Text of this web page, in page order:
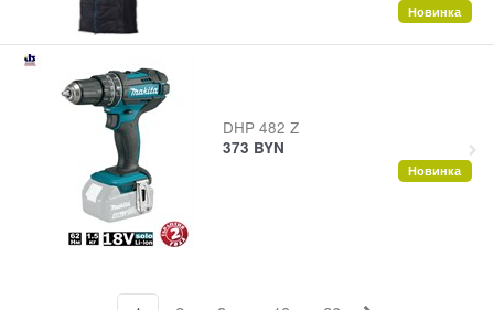
Новинка
DHP 482 Z
373 BYN
Новинка